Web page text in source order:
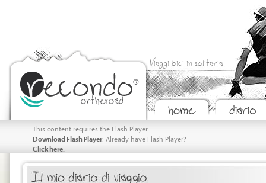
Viaggi bici in solitaria
This content requires the Flash Player.
Download Flash Player. Already have Flash Player?
Click here.